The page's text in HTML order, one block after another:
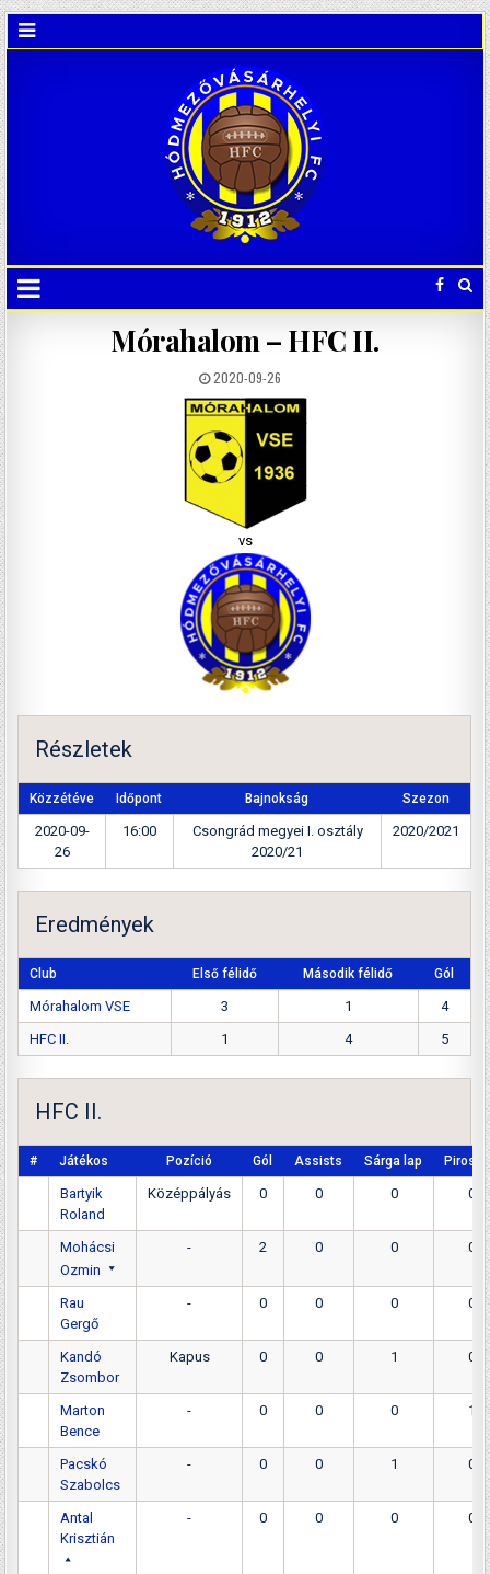
Mórahalom – HFC II.
2020-09-26
vs
Részletek
Közzétéve Időpont Bajnokság Szezon
2020-09-
26
16:00
Csongrád megyei I. osztály
2020/21
2020/2021
Eredmények
Club Első félidő Második félidő Gól
Mórahalom VSE 3 1
4
HFC II.
1 4 5
HFC II.
# Játékos Pozíció Gól Assists Sárga lap Piros
Bartyik
Roland
Középpályás 0 0 0 0
Mohácsi
Ozmin
- 2 0 0 0
Rau
Gergő
- 0 0 0 0
Kandó
Zsombor
Kapus 0 0 1 0
Marton
Bence
- 0 0 0 1
Pacskó
Szabolcs
- 0 0 1 0
Antal
Krisztián
- 0 0 0 0